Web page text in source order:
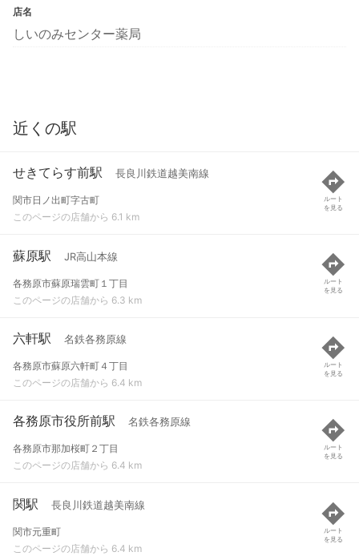
店名
しいのみセンター薬局
近くの駅
せきてらす前駅 長良川鉄道越美南線
関市日ノ出町字古町
このページの店舗から 6.1 km
ルート
を見る
蘇原駅 JR高山本線
各務原市蘇原瑞雲町１丁目
このページの店舗から 6.3 km
ルート
を見る
六軒駅 名鉄各務原線
各務原市蘇原六軒町４丁目
このページの店舗から 6.4 km
ルート
を見る
各務原市役所前駅 名鉄各務原線
各務原市那加桜町２丁目
このページの店舗から 6.4 km
ルート
を見る
関駅 長良川鉄道越美南線
関市元重町
このページの店舗から 6.4 km
ルート
を見る